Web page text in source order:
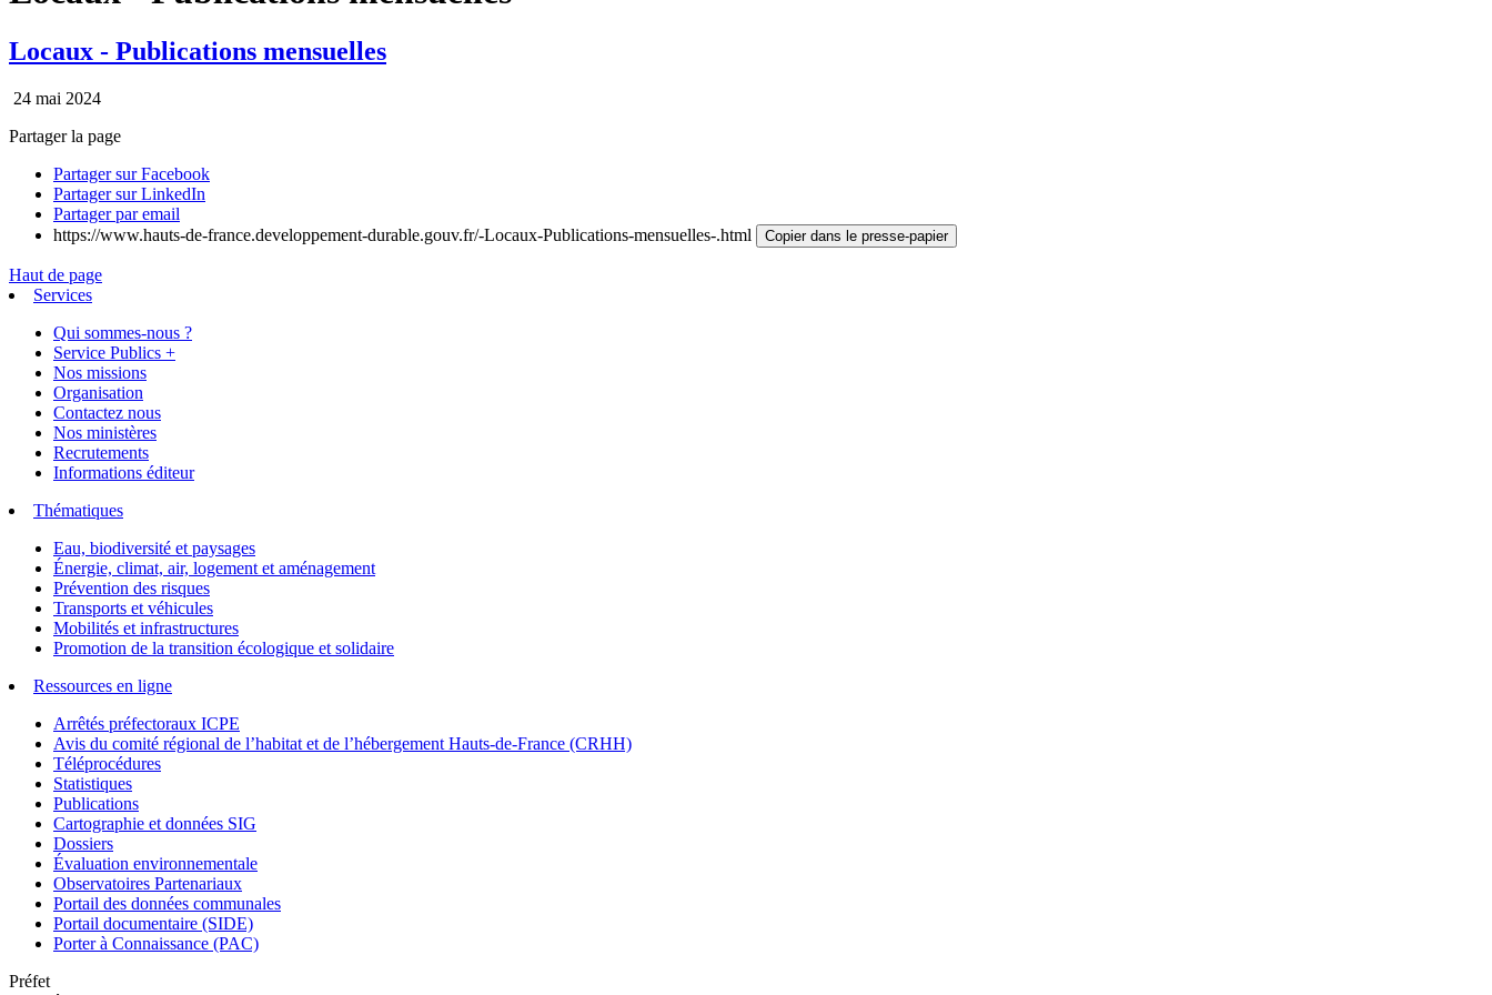
Locaux - Publications mensuelles
24 mai 2024
Partager la page
Partager sur Facebook
Partager sur LinkedIn
Partager par email
https://www.hauts-de-france.developpement-durable.gouv.fr/-Locaux-Publications-mensuelles-.html
Copier dans le presse-papier
Haut de page
Services
Qui sommes-nous ?
Service Publics +
Nos missions
Organisation
Contactez nous
Nos ministères
Recrutements
Informations éditeur
Thématiques
Eau, biodiversité et paysages
Énergie, climat, air, logement et aménagement
Prévention des risques
Transports et véhicules
Mobilités et infrastructures
Promotion de la transition écologique et solidaire
Ressources en ligne
Arrêtés préfectoraux ICPE
Avis du comité régional de l’habitat et de l’hébergement Hauts-de-France (CRHH)
Téléprocédures
Statistiques
Publications
Cartographie et données SIG
Dossiers
Évaluation environnementale
Observatoires Partenariaux
Portail des données communales
Portail documentaire (SIDE)
Porter à Connaissance (PAC)
Préfet